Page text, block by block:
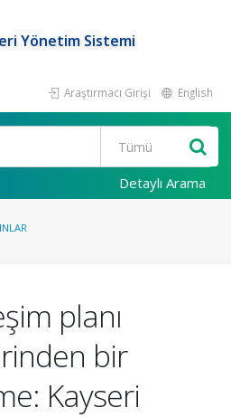
Yönetim Sistemi
Araştırmacı Girişi English
Detaylı Arama
planı
bir
Kayseri